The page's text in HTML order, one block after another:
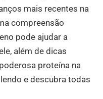
mais recentes na
compreensão
pode ajudar a
além de dicas
proteína na
e descubra todas